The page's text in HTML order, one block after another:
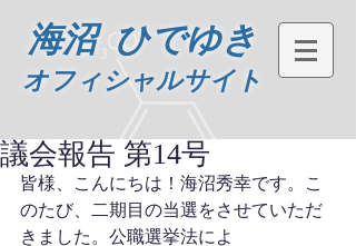
海沼 ひでゆき
オフィシャルサイト
議会報告 第14号
皆様、こんにちは！海沼秀幸です。こ
のたび、二期目の当選をさせていただ
きました。公職選挙法によ